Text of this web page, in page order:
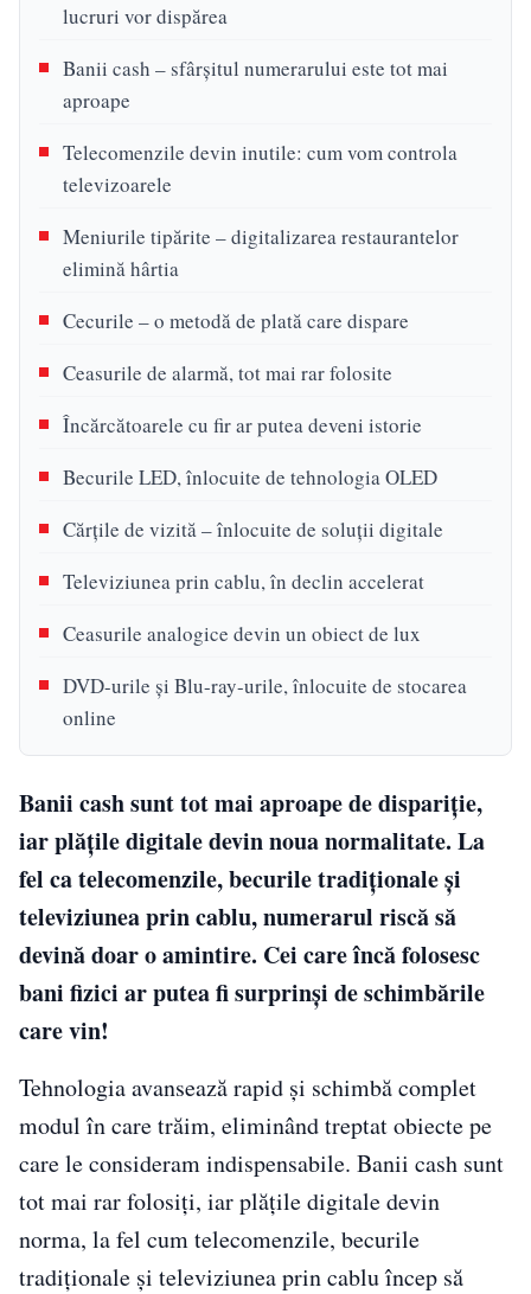
lucruri vor dispărea
Banii cash – sfârșitul numerarului este tot mai
aproape
Telecomenzile devin inutile: cum vom controla
televizoarele
Meniurile tipărite – digitalizarea restaurantelor
elimină hârtia
Cecurile – o metodă de plată care dispare
Ceasurile de alarmă, tot mai rar folosite
Încărcătoarele cu fir ar putea deveni istorie
Becurile LED, înlocuite de tehnologia OLED
Cărțile de vizită – înlocuite de soluții digitale
Televiziunea prin cablu, în declin accelerat
Ceasurile analogice devin un obiect de lux
DVD-urile și Blu-ray-urile, înlocuite de stocarea
online
Banii cash sunt tot mai aproape de dispariție,
iar plățile digitale devin noua normalitate. La
fel ca telecomenzile, becurile tradiționale și
televiziunea prin cablu, numerarul riscă să
devină doar o amintire. Cei care încă folosesc
bani fizici ar putea fi surprinși de schimbările
care vin!
Tehnologia avansează rapid și schimbă complet
modul în care trăim, eliminând treptat obiecte pe
care le consideram indispensabile. Banii cash sunt
tot mai rar folosiți, iar plățile digitale devin
norma, la fel cum telecomenzile, becurile
tradiționale și televiziunea prin cablu încep să